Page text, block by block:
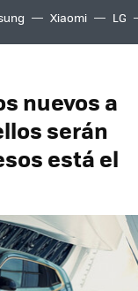
Xiaomi LG
nuevos a
serán
está el